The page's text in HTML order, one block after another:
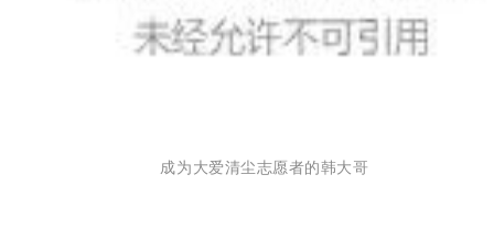
成为大爱清尘志愿者的韩大哥